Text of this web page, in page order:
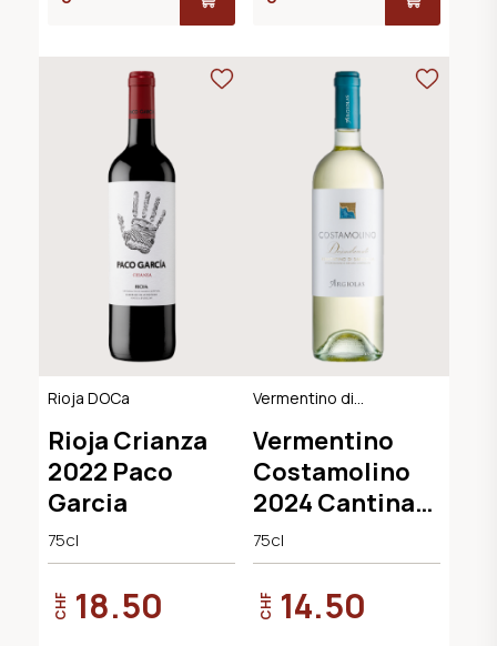
Rioja DOCa
Rioja Crianza
2022 Paco
Garcia
75cl
CHF 18.50
Vermentino di
Vermentino
Costamolino
2024 Cantina
Argiolas
75cl
CHF 14.50